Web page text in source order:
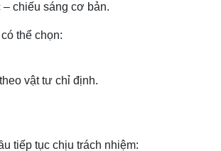
chiếu sáng cơ bản.
thể chọn:
vật tư chỉ định.
tiếp tục chịu trách nhiệm: